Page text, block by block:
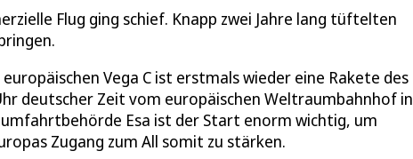
Flug ging schief. Knapp zwei Jahre lang tüftelten
Vega C ist erstmals wieder eine Rakete des
deutscher Zeit vom europäischen Weltraumbahnhof in
Esa ist der Start enorm wichtig, um
Zugang zum All somit zu stärken.